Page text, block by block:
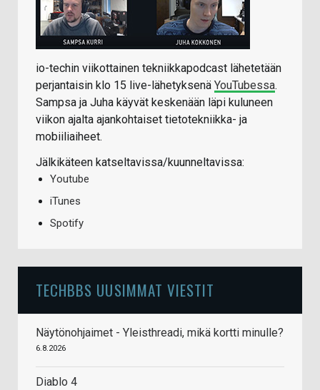
io-techin viikottainen tekniikkapodcast lähetetään
perjantaisin klo 15 live-lähetyksenä YouTubessa.
Sampsa ja Juha käyvät keskenään läpi kuluneen
viikon ajalta ajankohtaiset tietotekniikka- ja
mobiiliaiheet.
Jälkikäteen katseltavissa/kuunneltavissa:
Youtube
iTunes
Spotify
TECHBBS UUSIMMAT VIESTIT
Näytönohjaimet - Yleisthreadi, mikä kortti minulle?
6.8.2026
Diablo 4